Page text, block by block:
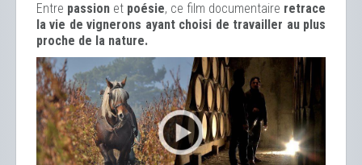
Entre passion et poésie, ce film documentaire retrace
la vie de vignerons ayant choisi de travailler au plus
proche de la nature.